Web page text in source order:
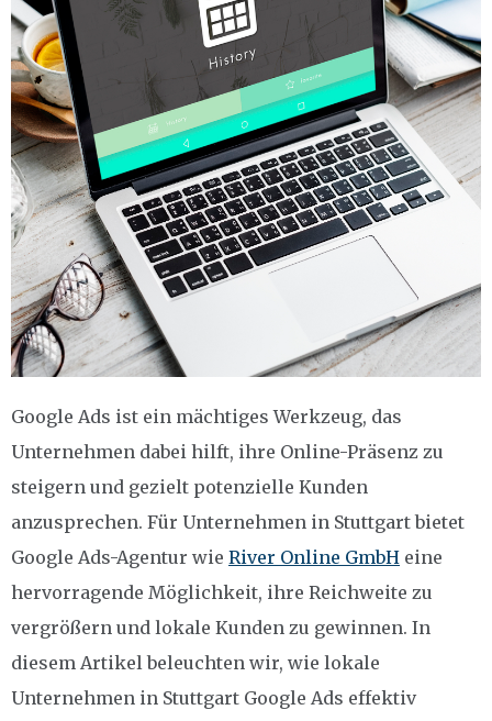
Google Ads ist ein mächtiges Werkzeug, das
Unternehmen dabei hilft, ihre Online-Präsenz zu
steigern und gezielt potenzielle Kunden
anzusprechen. Für Unternehmen in Stuttgart bietet
Google Ads-Agentur wie River Online GmbH eine
hervorragende Möglichkeit, ihre Reichweite zu
vergrößern und lokale Kunden zu gewinnen. In
diesem Artikel beleuchten wir, wie lokale
Unternehmen in Stuttgart Google Ads effektiv